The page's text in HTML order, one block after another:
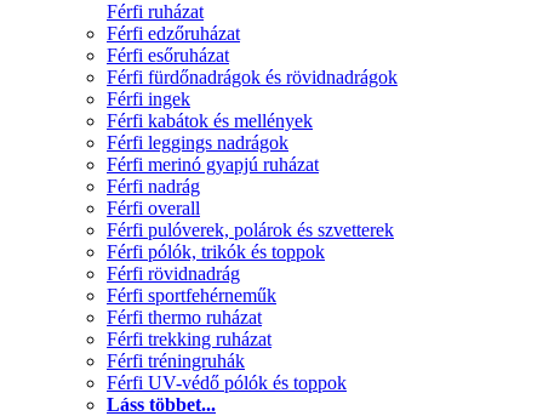
Férfi ruházat
Férfi edzőruházat
Férfi esőruházat
Férfi fürdőnadrágok és rövidnadrágok
Férfi ingek
Férfi kabátok és mellények
Férfi leggings nadrágok
Férfi merinó gyapjú ruházat
Férfi nadrág
Férfi overall
Férfi pulóverek, polárok és szvetterek
Férfi pólók, trikók és toppok
Férfi rövidnadrág
Férfi sportfehérneműk
Férfi thermo ruházat
Férfi trekking ruházat
Férfi tréningruhák
Férfi UV-védő pólók és toppok
Láss többet...